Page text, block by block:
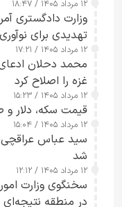
۱۲ مرداد ۱۴۰۵ / ۱۸:۴۷
تهدیدی برای
۱۲ مرداد ۱۴۰۵ / ۱۷:۲۱
محمد دحلان
غزه را اصلاح کرد
۱۲ مرداد ۱۴۰۵ / ۱۵:۲۳
قیمت سکه، دلار و طلا ۱۲ مرداد+
۱۲ مرداد ۱۴۰۵ / ۱۵:۰۴
سید عباس عراقچی،
شد
۱۲ مرداد ۱۴۰۵ / ۱۲:۱۲
سخنگوی وزارت
در منطقه نتیجه‌ای